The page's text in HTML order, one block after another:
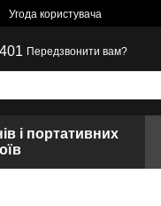
Угода користувача
Передзвонити вам?
і портативних